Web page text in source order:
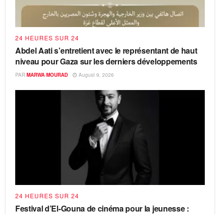
24 HEURES SUR 24
Abdel Aati s’entretient avec le représentant de haut
niveau pour Gaza sur les derniers développements
PAR MARWA MOURAD August 9, 2026
24 HEURES SUR 24
Festival d’El-Gouna de cinéma pour la jeunesse :